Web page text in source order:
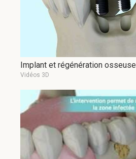
Implant et régénération osseuse
Vidéos 3D